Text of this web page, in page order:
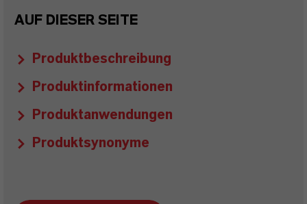
AUF DIESER SEITE
Produktbeschreibung
Produktinformationen
Produktanwendungen
Produktsynonyme